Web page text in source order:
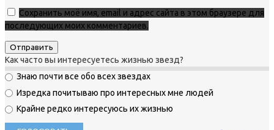
Сохранить моё имя, email и адрес сайта в этом браузере для
последующих моих комментариев.
Как часто вы интересуетесь жизнью звезд?
Знаю почти все обо всех звездах
Изредка почитываю про интересных мне людей
Крайне редко интересуюсь их жизнью